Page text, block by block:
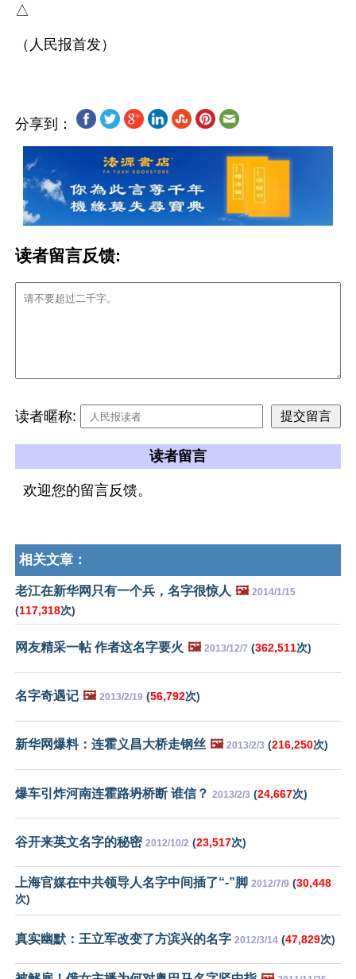
△
分享到：
读者留言反馈:
读者暱称:
读者留言
欢迎您的留言反馈。
相关文章：
老江在新华网只有一个兵，名字很惊人 🖼️ 2014/1/15
(117,318次)
网友精采一帖 作者这名字要火 🖼️ 2013/12/7 (362,511次)
名字奇遇记 🖼️ 2013/2/19 (56,792次)
新华网爆料：连霍义昌大桥走钢丝 🖼️ 2013/2/3 (216,250次)
爆车引炸河南连霍路坍桥断 谁信？ 2013/2/3 (24,667次)
谷开来英文名字的秘密 2012/10/2 (23,517次)
上海官媒在中共领导人名字中间插了“-”脚 2012/7/9 (30,448
次)
真实幽默：王立军改变了方滨兴的名字 2012/3/14 (47,829次)